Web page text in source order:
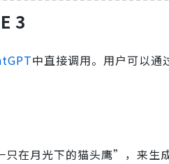
3
中直接调用。用户可以通
在月光下的猫头鹰”，来生